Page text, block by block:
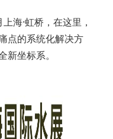
海·虹桥，在这里，
点的系统化解决方
坐标系。